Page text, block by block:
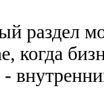
раздел
когда
-